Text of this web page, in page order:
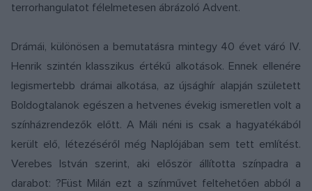
terrorhangulatot félelmetesen ábrázoló Advent.
Drámái, különösen a bemutatásra mintegy 40 évet váró IV.
Henrik szintén klasszikus értékű alkotások. Ennek ellenére
legismertebb drámai alkotása, az újsághír alapján született
Boldogtalanok egészen a hetvenes évekig ismeretlen volt a
színházrendezők előtt. A Máli néni is csak a hagyatékából
került elő, létezéséről még Naplójában sem tett említést.
Verebes István szerint, aki először állította színpadra a
darabot: ?Füst Milán ezt a színművet feltehetően abból a